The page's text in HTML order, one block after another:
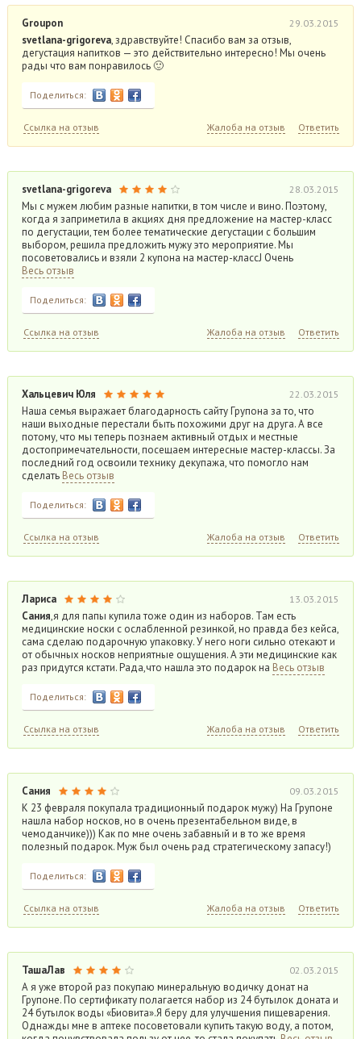
Groupon 29.03.2015
svetlana-grigoreva, здравствуйте! Спасибо вам за отзыв,
дегустация напитков — это действительно интересно! Мы очень
рады что вам понравилось 🙂
Поделиться:
Ссылка на отзыв Жалоба на отзыв Ответить
svetlana-grigoreva 28.03.2015
Мы с мужем любим разные напитки, в том числе и вино. Поэтому,
когда я заприметила в акциях дня предложение на мастер-класс
по дегустации, тем более тематические дегустации с большим
выбором, решила предложить мужу это мероприятие. Мы
посоветовались и взяли 2 купона на мастер-классJ Очень
Весь отзыв
Поделиться:
Ссылка на отзыв Жалоба на отзыв Ответить
Хальцевич Юля 22.03.2015
Наша семья выражает благодарность сайту Групона за то, что
наши выходные перестали быть похожими друг на друга. А все
потому, что мы теперь познаем активный отдых и местные
достопримечательности, посещаем интересные мастер-классы. За
последний год освоили технику декупажа, что помогло нам
сделать Весь отзыв
Поделиться:
Ссылка на отзыв Жалоба на отзыв Ответить
Лариса 13.03.2015
Сания,я для папы купила тоже один из наборов. Там есть
медицинские носки с ослабленной резинкой, но правда без кейса,
сама сделаю подарочную упаковку. У него ноги сильно отекают и
от обычных носков неприятные ощущения. А эти медицинские как
раз придутся кстати. Рада,что нашла это подарок на Весь отзыв
Поделиться:
Ссылка на отзыв Жалоба на отзыв Ответить
Сания 09.03.2015
К 23 февраля покупала традиционный подарок мужу) На Групоне
нашла набор носков, но в очень презентабельном виде, в
чемоданчике))) Как по мне очень забавный и в то же время
полезный подарок. Муж был очень рад стратегическому запасу!)
Поделиться:
Ссылка на отзыв Жалоба на отзыв Ответить
ТашаЛав 02.03.2015
А я уже второй раз покупаю минеральную водичку донат на
Групоне. По сертификату полагается набор из 24 бутылок доната и
24 бутылок воды «Биовита».Я беру для улучшения пищеварения.
Однажды мне в аптеке посоветовали купить такую воду, а потом,